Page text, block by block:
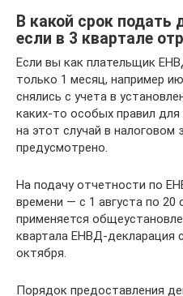
В какой срок
если в 3 квартале
Если вы как плательщик
только 1 месяц, например
снялись с учета в
каких-то особых правил
на этот случай в налоговом
предусмотрено.
На подачу отчетности по
времени — с 1 августа по 20
применяется
квартала ЕНВД-декларация
октября.
Порядок предоставления